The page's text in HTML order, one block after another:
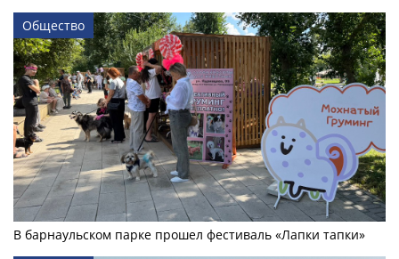
Общество
В барнаульском парке прошел фестиваль «Лапки тапки»